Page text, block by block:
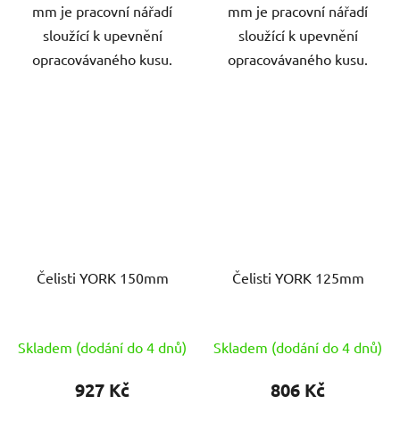
mm je pracovní nářadí
sloužící k upevnění
opracovávaného kusu.
mm je pracovní nářadí
sloužící k upevnění
opracovávaného kusu.
Čelisti YORK 150mm
Skladem (dodání do 4 dnů)
927 Kč
Čelisti YORK 125mm
Skladem (dodání do 4 dnů)
806 Kč